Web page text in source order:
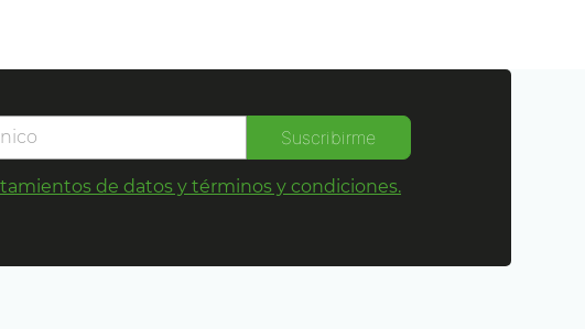
Suscribirme
de datos y términos y condiciones.